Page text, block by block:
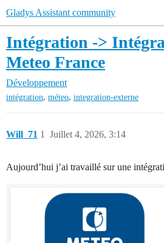
Gladys Assistant community
Intégration ->
Meteo France
Développement
intégration, méteo, integration-externe
Will_71 Juillet 4, 2026, 3:14
1
Aujourd’hui j’ai travaillé sur une